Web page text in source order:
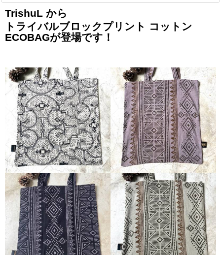
TrishuL から
トライバルブロックプリント コットン
ECOBAGが登場です！